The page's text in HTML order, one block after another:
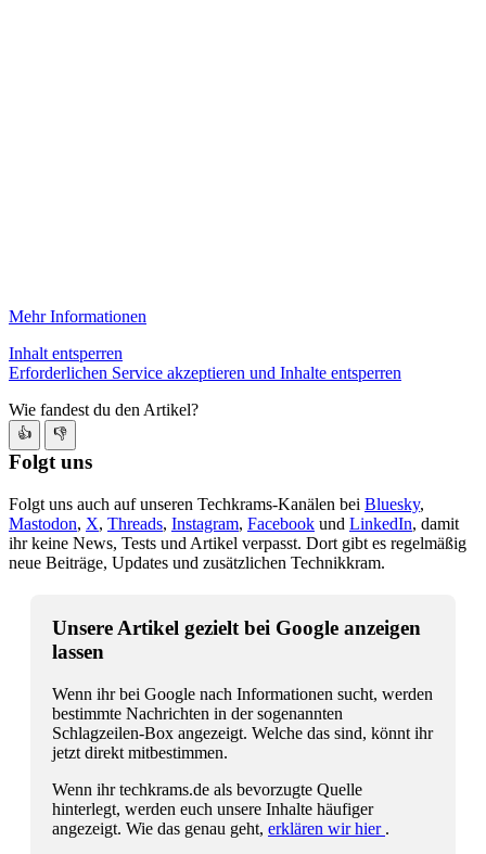
Mehr Informationen
Inhalt entsperren
Erforderlichen Service akzeptieren und Inhalte entsperren
Wie fandest du den Artikel?
👍 👎
Folgt uns
Folgt uns auch auf unseren Techkrams-Kanälen bei Bluesky,
Mastodon, X, Threads, Instagram, Facebook und LinkedIn, damit
ihr keine News, Tests und Artikel verpasst. Dort gibt es regelmäßig
neue Beiträge, Updates und zusätzlichen Technikkram.
Unsere Artikel gezielt bei Google anzeigen
lassen
Wenn ihr bei Google nach Informationen sucht, werden
bestimmte Nachrichten in der sogenannten
Schlagzeilen-Box angezeigt. Welche das sind, könnt ihr
jetzt direkt mitbestimmen.
Wenn ihr techkrams.de als bevorzugte Quelle
hinterlegt, werden euch unsere Inhalte häufiger
angezeigt. Wie das genau geht, erklären wir hier .